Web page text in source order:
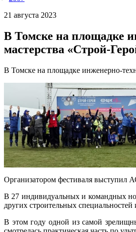
21 августа 2023
В Томске на площадке
мастерства «Строй-
В Томске на площадке инженерно-
Организатором фестиваля выступил
В 27 индивидуальных и командных
других строительных специальностей
В этом году одной из самой